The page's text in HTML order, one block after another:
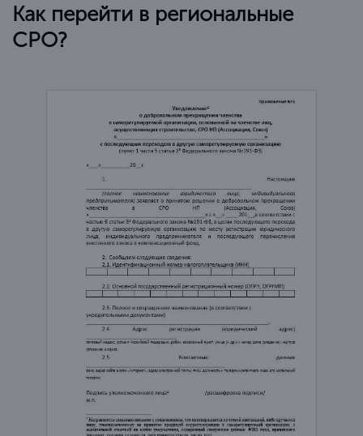
Как перейти в региональные
СРО?